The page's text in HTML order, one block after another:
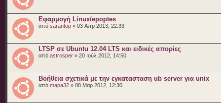
Εφαρμογή Linux/epoptes
από sarantop » 03 Απρ 2013, 22:33
LTSP σε Ubuntu 12.04 LTS και ειδικές απορίες
από astrosper » 20 Ιούλ 2012, 14:50
Βοήθεια σχετικά με την εγκατασταση ub server για unix
από mapa32 » 08 Μαρ 2012, 12:30